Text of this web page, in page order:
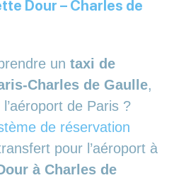
Dour – Charles de
un taxi de
Charles de Gaulle,
de Paris ?
de réservation
pour l’aéroport à
à Charles de